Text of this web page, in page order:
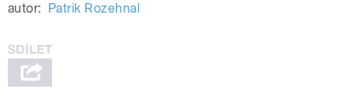
autor: Patrik Rozehnal